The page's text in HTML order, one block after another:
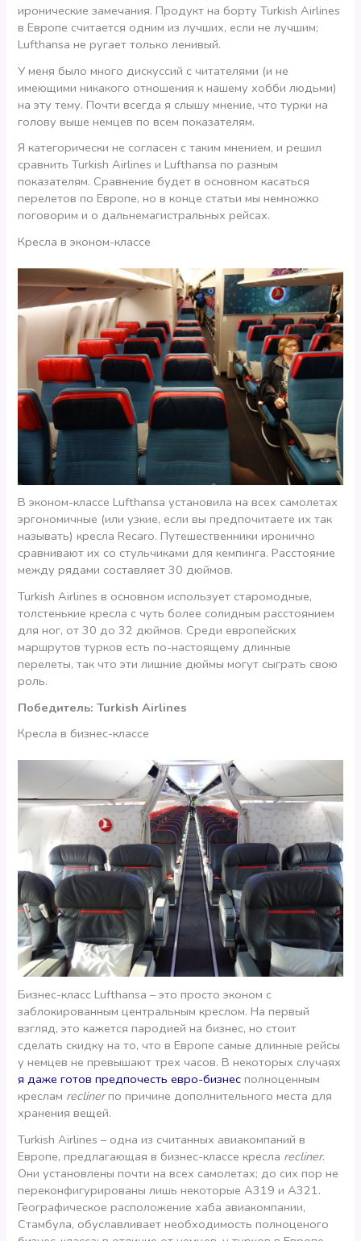
иронические замечания. Продукт на борту Turkish Airlines
в Европе считается одним из лучших, если не лучшим;
Lufthansa не ругает только ленивый.
У меня было много дискуссий с читателями (и не
имеющими никакого отношения к нашему хобби людьми)
на эту тему. Почти всегда я слышу мнение, что турки на
голову выше немцев по всем показателям.
Я категорически не согласен с таким мнением, и решил
сравнить Turkish Airlines и Lufthansa по разным
показателям. Сравнение будет в основном касаться
перелетов по Европе, но в конце статьи мы немножко
поговорим и о дальнемагистральных рейсах.
Кресла в эконом-классе
В эконом-классе Lufthansa установила на всех самолетах
эргономичные (или узкие, если вы предпочитаете их так
называть) кресла Recaro. Путешественники иронично
сравнивают их со стульчиками для кемпинга. Расстояние
между рядами составляет 30 дюймов.
Turkish Airlines в основном использует старомодные,
толстенькие кресла с чуть более солидным расстоянием
для ног, от 30 до 32 дюймов. Среди европейских
маршрутов турков есть по-настоящему длинные
перелеты, так что эти лишние дюймы могут сыграть свою
роль.
Победитель: Turkish Airlines
Кресла в бизнес-классе
Бизнес-класс Lufthansa – это просто эконом с
заблокированным центральным креслом. На первый
взгляд, это кажется пародией на бизнес, но стоит
сделать скидку на то, что в Европе самые длинные рейсы
у немцев не превышают трех часов. В некоторых случаях
я даже готов предпочесть евро-бизнес полноценным
креслам reclinerпо причине дополнительного места для
хранения вещей.
Turkish Airlines – одна из считанных авиакомпаний в
Европе, предлагающая в бизнес-классе кресла recliner.
Они установлены почти на всех самолетах; до сих пор не
переконфигурированы лишь некоторые А319 и А321.
Географическое расположение хаба авиакомпании,
Стамбула, обуславливает необходимость полноценого